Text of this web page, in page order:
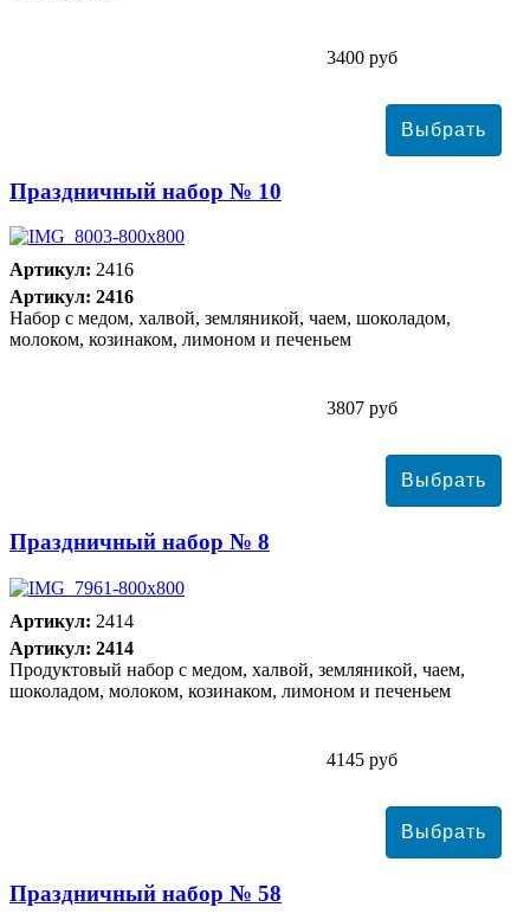
3400 руб
Праздничный набор № 10
Артикул: 2416
Артикул: 2416
Набор с медом, халвой, земляникой, чаем, шоколадом,
молоком, козинаком, лимоном и печеньем
3807 руб
Праздничный набор № 8
Артикул: 2414
Артикул: 2414
Продуктовый набор с медом, халвой, земляникой, чаем,
шоколадом, молоком, козинаком, лимоном и печеньем
4145 руб
Праздничный набор № 58